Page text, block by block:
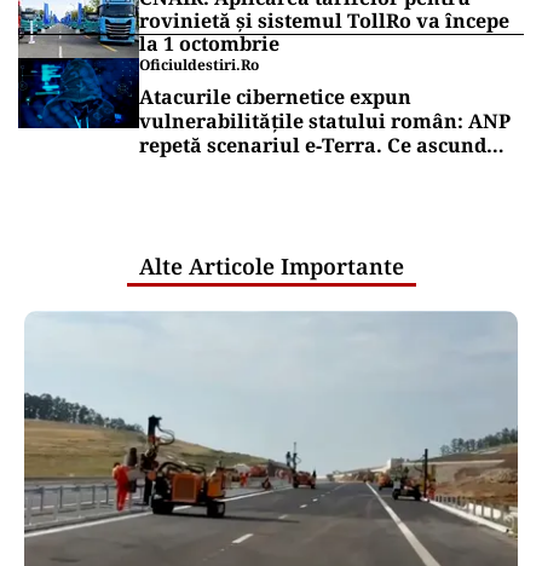
rovinietă și sistemul TollRo va începe
la 1 octombrie
Oficiuldestiri.ro
Atacurile cibernetice expun
vulnerabilitățile statului român: ANP
repetă scenariul e‑Terra. Ce ascund
Alte Articole Importante